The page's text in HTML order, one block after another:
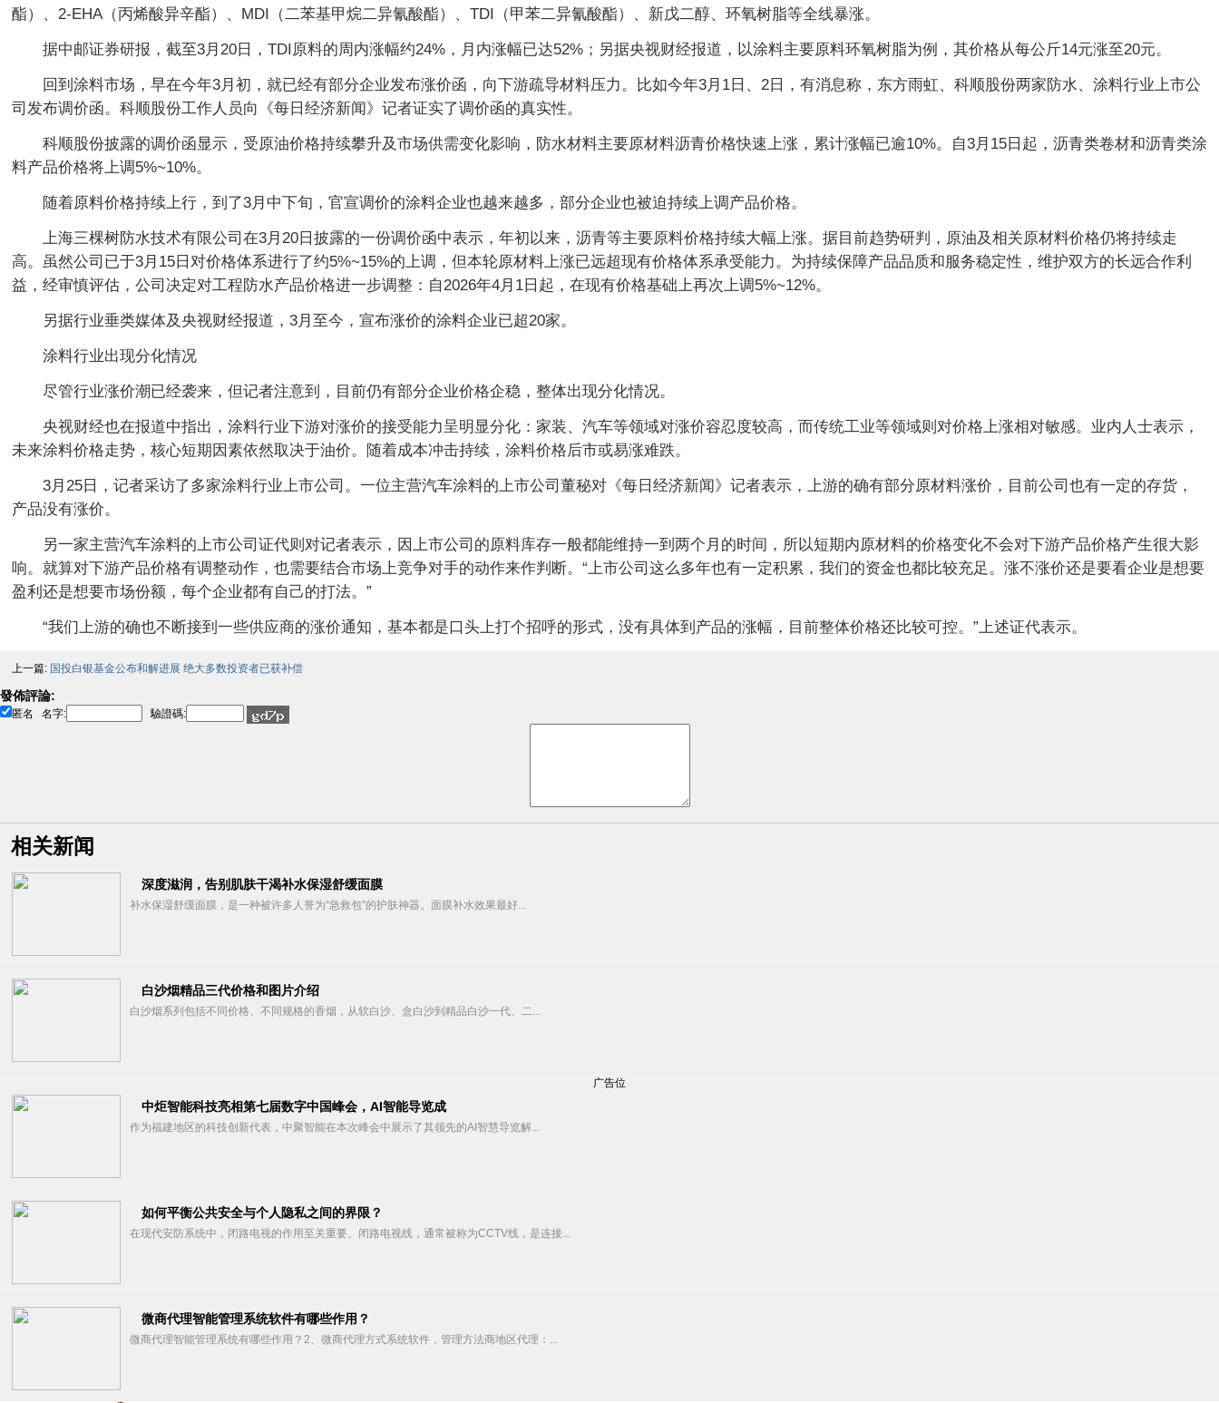
酯）、2-EHA（丙烯酸异辛酯）、MDI（二苯基甲烷二异氰酸酯）、TDI（甲苯二异氰酸酯）、新戊二醇、环氧树脂等全线暴涨。
据中邮证券研报，截至3月20日，TDI原料的周内涨幅约24%，月内涨幅已达52%；另据央视财经报道，以涂料主要原料环氧树脂为例，其价格从每公斤14元涨至20元。
回到涂料市场，早在今年3月初，就已经有部分企业发布涨价函，向下游疏导材料压力。比如今年3月1日、2日，有消息称，东方雨虹、科顺股份两家防水、涂料行业上市公
司发布调价函。科顺股份工作人员向《每日经济新闻》记者证实了调价函的真实性。
科顺股份披露的调价函显示，受原油价格持续攀升及市场供需变化影响，防水材料主要原材料沥青价格快速上涨，累计涨幅已逾10%。自3月15日起，沥青类卷材和沥青类涂
料产品价格将上调5%~10%。
随着原料价格持续上行，到了3月中下旬，官宣调价的涂料企业也越来越多，部分企业也被迫持续上调产品价格。
上海三棵树防水技术有限公司在3月20日披露的一份调价函中表示，年初以来，沥青等主要原料价格持续大幅上涨。据目前趋势研判，原油及相关原材料价格仍将持续走
高。虽然公司已于3月15日对价格体系进行了约5%~15%的上调，但本轮原材料上涨已远超现有价格体系承受能力。为持续保障产品品质和服务稳定性，维护双方的长远合作利
益，经审慎评估，公司决定对工程防水产品价格进一步调整：自2026年4月1日起，在现有价格基础上再次上调5%~12%。
另据行业垂类媒体及央视财经报道，3月至今，宣布涨价的涂料企业已超20家。
涂料行业出现分化情况
尽管行业涨价潮已经袭来，但记者注意到，目前仍有部分企业价格企稳，整体出现分化情况。
央视财经也在报道中指出，涂料行业下游对涨价的接受能力呈明显分化：家装、汽车等领域对涨价容忍度较高，而传统工业等领域则对价格上涨相对敏感。业内人士表示，
未来涂料价格走势，核心短期因素依然取决于油价。随着成本冲击持续，涂料价格后市或易涨难跌。
3月25日，记者采访了多家涂料行业上市公司。一位主营汽车涂料的上市公司董秘对《每日经济新闻》记者表示，上游的确有部分原材料涨价，目前公司也有一定的存货，
产品没有涨价。
另一家主营汽车涂料的上市公司证代则对记者表示，因上市公司的原料库存一般都能维持一到两个月的时间，所以短期内原材料的价格变化不会对下游产品价格产生很大影
响。就算对下游产品价格有调整动作，也需要结合市场上竞争对手的动作来作判断。“上市公司这么多年也有一定积累，我们的资金也都比较充足。涨不涨价还是要看企业是想要
盈利还是想要市场份额，每个企业都有自己的打法。”
“我们上游的确也不断接到一些供应商的涨价通知，基本都是口头上打个招呼的形式，没有具体到产品的涨幅，目前整体价格还比较可控。”上述证代表示。
上一篇: 国投白银基金公布和解进展 绝大多数投资者已获补偿
發佈評論:
匿名 名字: 驗證碼:
相关新闻
深度滋润，告别肌肤干渴补水保湿舒缓面膜
补水保湿舒缓面膜，是一种被许多人誉为“急救包”的护肤神器。面膜补水效果最好...
白沙烟精品三代价格和图片介绍
白沙烟系列包括不同价格、不同规格的香烟，从软白沙、盒白沙到精品白沙一代、二...
广告位
中炬智能科技亮相第七届数字中国峰会，AI智能导览成
作为福建地区的科技创新代表，中聚智能在本次峰会中展示了其领先的AI智慧导览解...
如何平衡公共安全与个人隐私之间的界限？
在现代安防系统中，闭路电视的作用至关重要。闭路电视线，通常被称为CCTV线，是连接...
微商代理智能管理系统软件有哪些作用？
微商代理智能管理系统有哪些作用？2、微商代理方式系统软件，管理方法商地区代理：...